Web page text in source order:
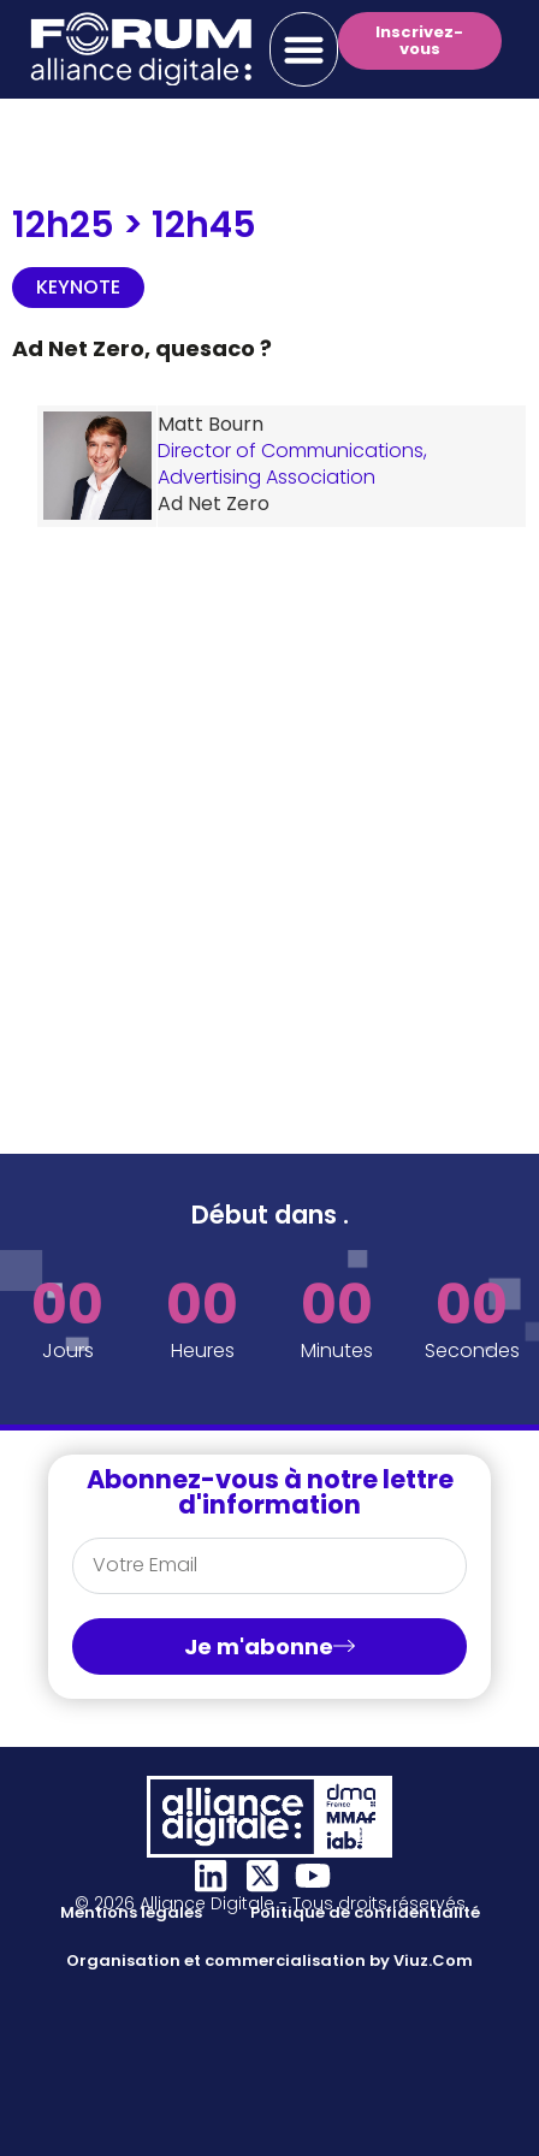
Inscrivez-
vous
12h25 > 12h45
KEYNOTE
Ad Net Zero, quesaco ?
Matt Bourn
Director of Communications,
Advertising Association
Ad Net Zero
Début dans .
..
00
Jours
00
Heures
00
Minutes
00
Secondes
Abonnez-vous à notre lettre
d'information
Je m'abonne
© 2026 Alliance Digitale - Tous droits réservés
Mentions légales Politique de confidentialité
Organisation et commercialisation by Viuz.Com